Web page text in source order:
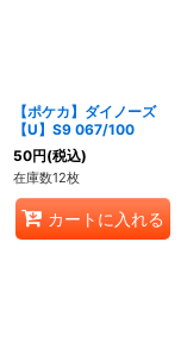
【ポケカ】ダイノーズ
【U】S9 067/100
50円(税込)
在庫数12枚
カートに入れる